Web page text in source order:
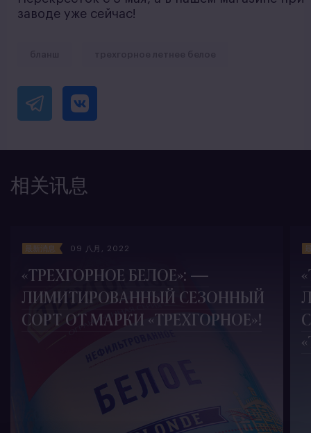
заводе уже сейчас!
相关讯息
最新消息 09 八月, 2022
«ТРЕХГОРНОЕ БЕЛОЕ»: —
ЛИМИТИРОВАННЫЙ СЕЗОННЫЙ
СОРТ ОТ МАРКИ «ТРЕХГОРНОЕ»!